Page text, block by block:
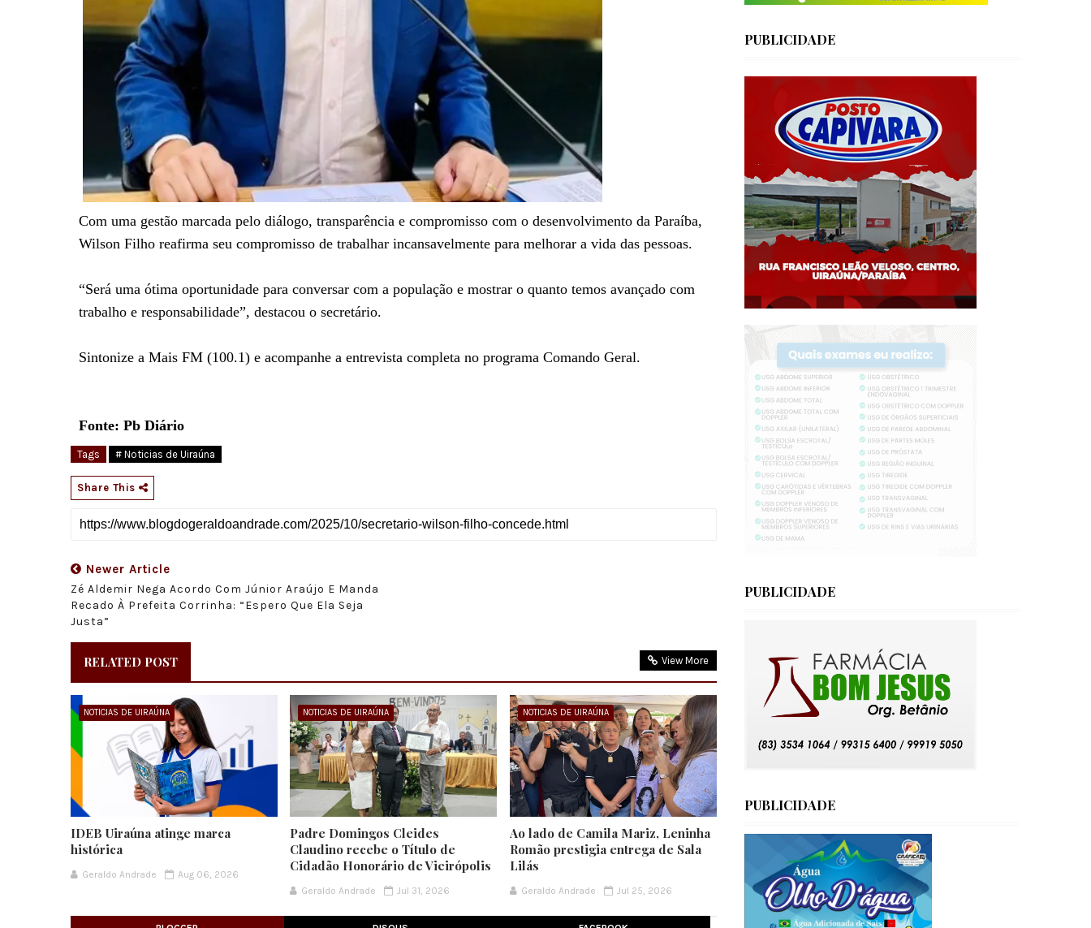
Com uma gestão marcada pelo diálogo, transparência e compromisso com o desenvolvimento da Paraíba,
Wilson Filho reafirma seu compromisso de trabalhar incansavelmente para melhorar a vida das pessoas.
“Será uma ótima oportunidade para conversar com a população e mostrar o quanto temos avançado com
trabalho e responsabilidade”, destacou o secretário.
Sintonize a Mais FM (100.1) e acompanhe a entrevista completa no programa Comando Geral.
Fonte: Pb Diário
Tags # Noticias de Uiraúna
Share This
Newer Article
Zé Aldemir Nega Acordo Com Júnior Araújo E Manda
Recado À Prefeita Corrinha: “Espero Que Ela Seja
Justa”
RELATED POST View More
NOTICIAS DE UIRAÚNA
IDEB Uiraúna atinge marca
histórica
Geraldo Andrade Aug 06, 2026
NOTICIAS DE UIRAÚNA
Padre Domingos Cleides
Claudino recebe o Título de
Cidadão Honorário de Vieirópolis
Geraldo Andrade Jul 31, 2026
NOTICIAS DE UIRAÚNA
Ao lado de Camila Mariz, Leninha
Romão prestigia entrega de Sala
Lilás
Geraldo Andrade Jul 25, 2026
PUBLICIDADE
PUBLICIDADE
PUBLICIDADE